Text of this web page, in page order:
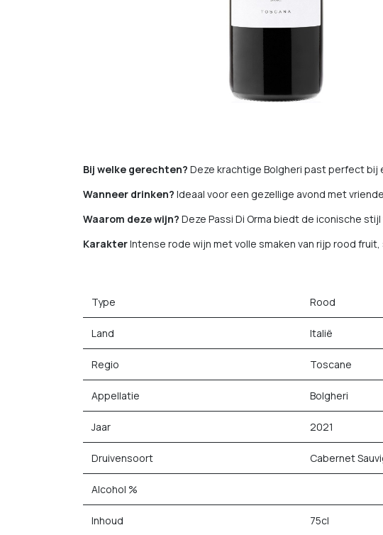
Bij welke gerechten? Deze krachtige Bolgheri past perfect
Wanneer drinken? Ideaal voor een gezellige avond met
Waarom deze wijn? Deze Passi Di Orma biedt de iconische
KarakterIntense rode wijn met volle smaken van rijp rood
Type Rood
Land Italië
Regio Toscane
Appellatie Bolgheri
Jaar 2021
Druivensoort Cabernet
Alcohol %
Inhoud 75cl